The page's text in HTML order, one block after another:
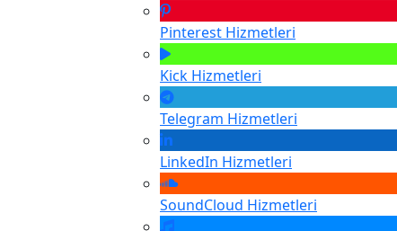
Pinterest Hizmetleri
Kick Hizmetleri
Telegram Hizmetleri
LinkedIn Hizmetleri
SoundCloud Hizmetleri